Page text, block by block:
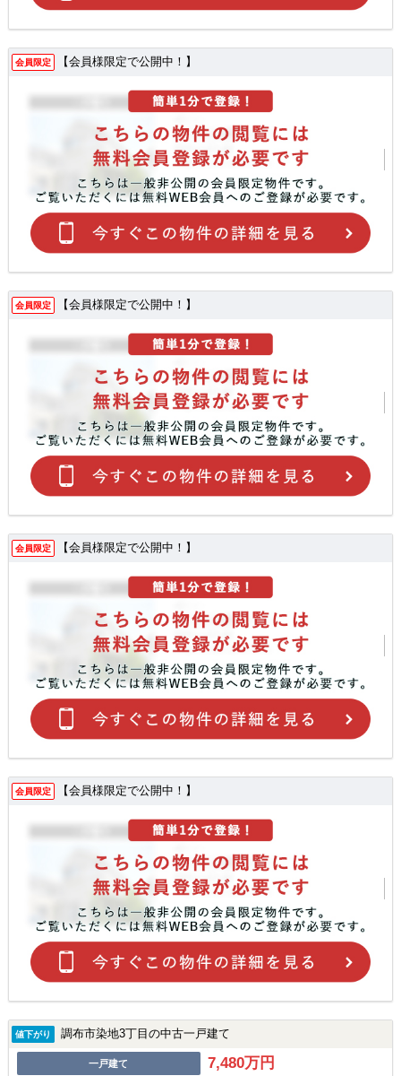
会員限定 【会員様限定で公開中！】
会員限定 【会員様限定で公開中！】
会員限定 【会員様限定で公開中！】
会員限定 【会員様限定で公開中！】
値下がり 調布市染地3丁目の中古一戸建て
一戸建て 7,480万円